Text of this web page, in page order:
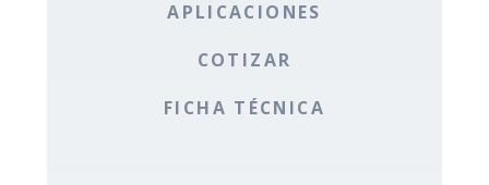
APLICACIONES
COTIZAR
FICHA TÉCNICA